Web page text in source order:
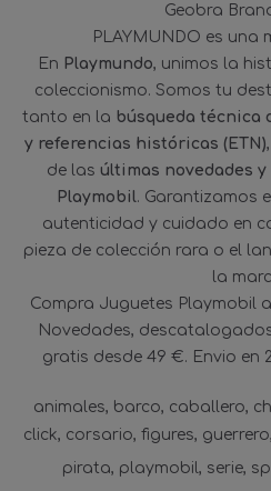
Geobra
PLAYMUNDO es una
En Playmundo, unimos la
coleccionismo. Somos tu
tanto en la búsqueda técnica
y referencias históricas (ETN)
de las últimas novedades
Playmobil. Garantizamos
autenticidad y cuidado en
pieza de colección rara o el
la
Compra Juguetes Playmobil
Novedades,
gratis desde 49 €. Envio en
animales barco caballero
click corsario figures guerrero
pirata playmobil serie